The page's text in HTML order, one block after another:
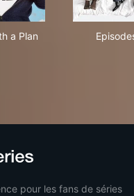
a Plan
pour les fans de séries